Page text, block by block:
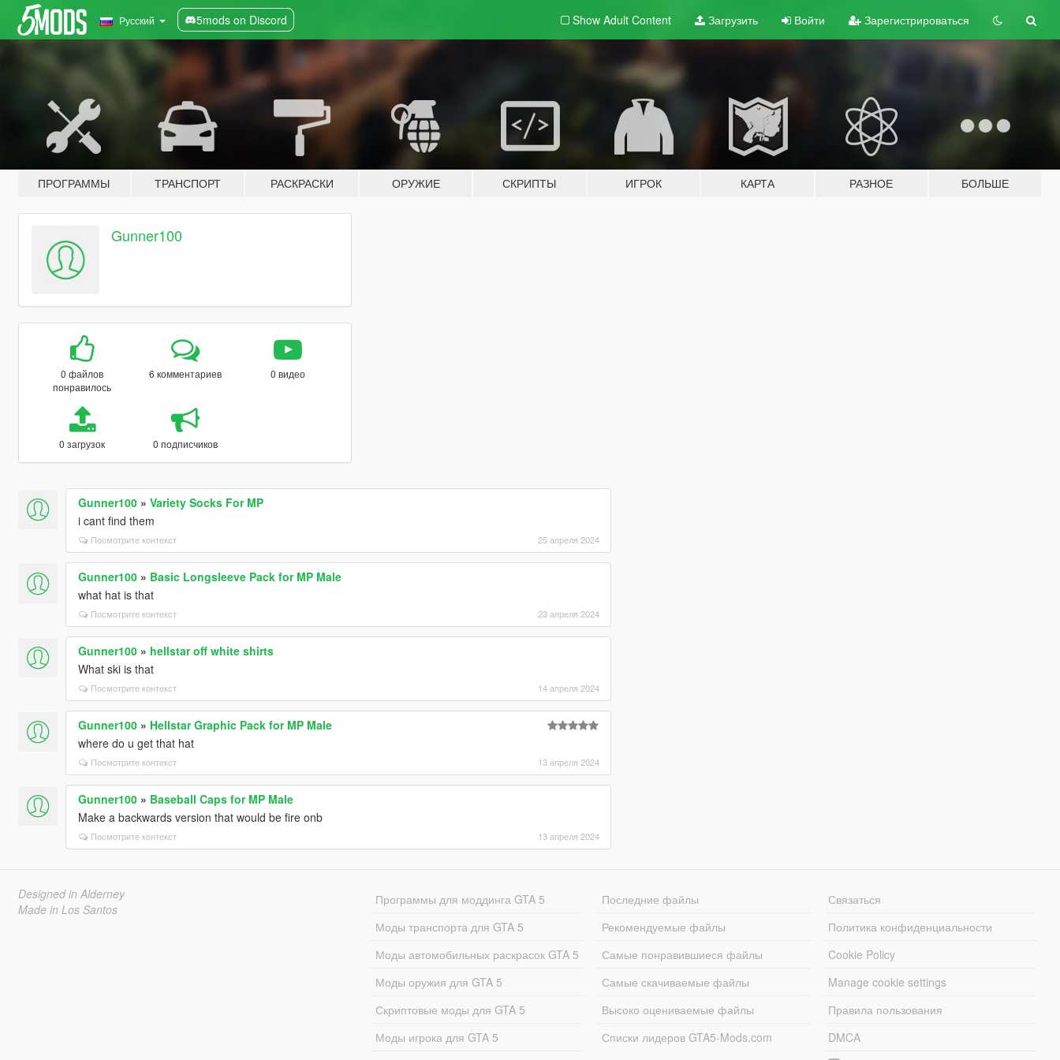
Русский 5mods on Discord Show Adult Content Загрузить Войти Зарегистрироваться
ПРОГРАММЫ ТРАНСПОРТ РАСКРАСКИ ОРУЖИЕ СКРИПТЫ ИГРОК КАРТА РАЗНОЕ БОЛЬШЕ
Gunner100
0 файлов
понравилось
6 комментариев 0 видео
0 загрузок 0 подписчиков
Gunner100» Variety Socks For MP
i cant find them
Посмотрите контекст 25 апреля 2024
Gunner100» Basic Longsleeve Pack for MP Male
what hat is that
Посмотрите контекст 23 апреля 2024
Gunner100» hellstar off white shirts
What ski is that
Посмотрите контекст 14 апреля 2024
Gunner100» Hellstar Graphic Pack for MP Male
where do u get that hat
Посмотрите контекст 13 апреля 2024
Gunner100» Baseball Caps for MP Male
Make a backwards version that would be fire onb
Посмотрите контекст 13 апреля 2024
Designed in Alderney
Made in Los Santos
Программы для моддинга GTA 5
Моды транспорта для GTA 5
Моды автомобильных раскрасок GTA 5
Моды оружия для GTA 5
Скриптовые моды для GTA 5
Моды игрока для GTA 5
Последние файлы
Рекомендуемые файлы
Самые понравившиеся файлы
Самые скачиваемые файлы
Высоко оцениваемые файлы
Списки лидеров GTA5-Mods.com
Связаться
Политика конфиденциальности
Cookie Policy
Manage cookie settings
Правила пользования
DMCA